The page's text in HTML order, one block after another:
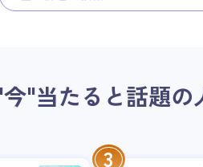
"当たると話題の
3